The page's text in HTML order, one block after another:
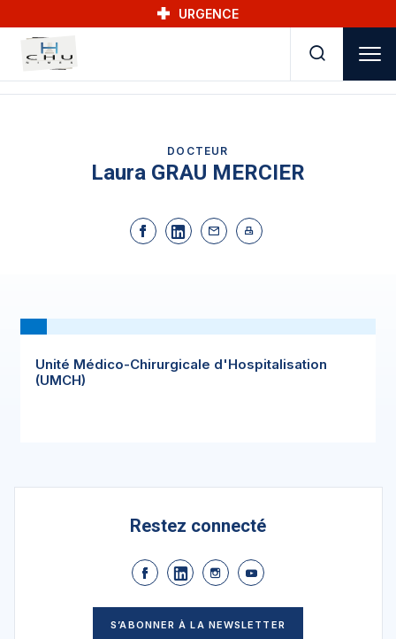
URGENCE
DOCTEUR
Laura GRAU MERCIER
Unité Médico-Chirurgicale d'Hospitalisation
(UMCH)
Restez connecté
S’ABONNER À LA NEWSLETTER